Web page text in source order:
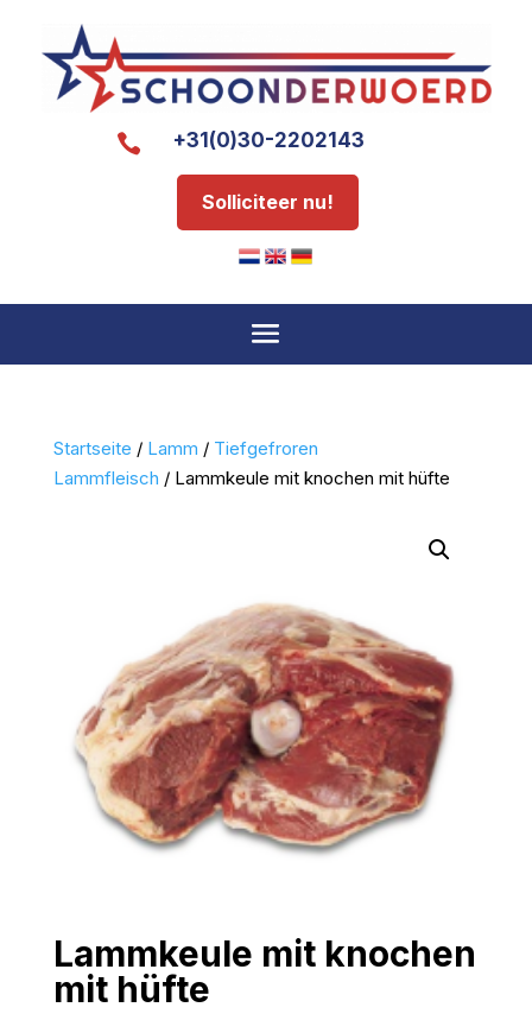
 +31(0)30-2202143
Solliciteer nu!
Startseite / Lamm / Tiefgefroren
Lammfleisch / Lammkeule mit knochen mit hüfte
Lammkeule mit knochen
mit hüfte